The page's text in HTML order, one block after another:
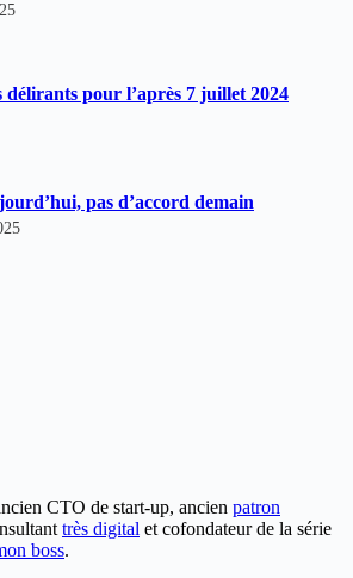
délirants pour l’après 7 juillet 2024
pas d’accord demain
CTO de start-up, ancien patron
très digital et cofondateur de la série
boss.